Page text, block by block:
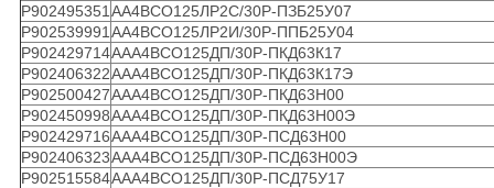
Р902495351 АА4ВСО125ЛР2С/30Р-ПЗБ25У07
Р902539991 АА4ВСО125ЛР2И/30Р-ППБ25У04
Р902429714ААА4ВСО125ДП/30Р-ПКД63К17
Р902406322ААА4ВСО125ДП/30Р-ПКД63К17Э
Р902500427ААА4ВСО125ДП/30Р-ПКД63Н00
Р902450998ААА4ВСО125ДП/30Р-ПКД63Н00Э
Р902429716ААА4ВСО125ДП/30Р-ПСД63Н00
Р902406323ААА4ВСО125ДП/30Р-ПСД63Н00Э
Р902515584ААА4ВСО125ДП/30Р-ПСД75У17